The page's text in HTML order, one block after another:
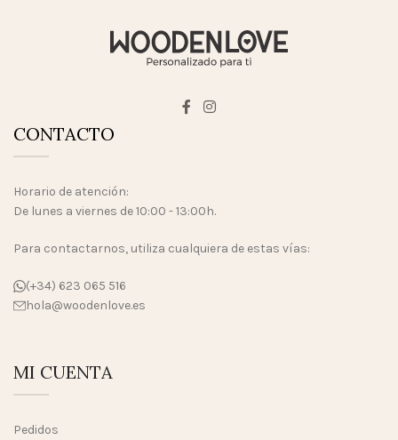
CONTACTO
Horario de atención:
De lunes a viernes de 10:00 - 13:00h.
Para contactarnos, utiliza cualquiera de estas vías:
(+34) 623 065 516
hola@woodenlove.es
MI CUENTA
Pedidos